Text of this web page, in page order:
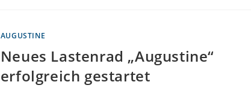
AUGUSTINE
Neues Lastenrad „Augustine“
erfolgreich gestartet